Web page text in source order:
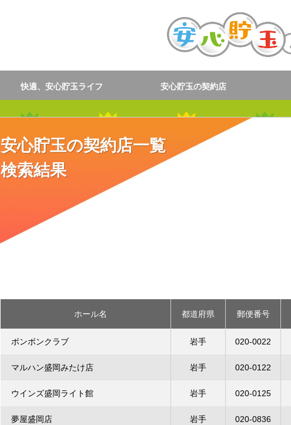
快適、安心貯玉ライフ 安心貯玉の契約店
安心貯玉の契約店一覧
検索結果
ホール名 都道府県 郵便番号
ボンボンクラブ 岩手 020-0022
マルハン盛岡みたけ店 岩手 020-0122
ウインズ盛岡ライト館 岩手 020-0125
夢屋盛岡店 岩手 020-0836